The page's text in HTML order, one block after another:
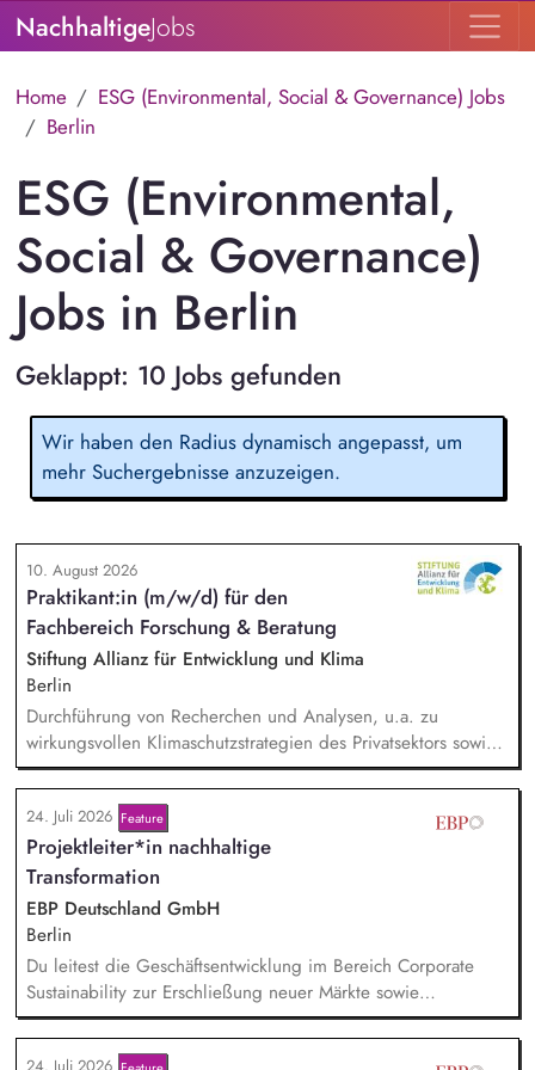
NachhaltigeJobs
Home
ESG (Environmental, Social & Governance) Jobs
Berlin
ESG (Environmental,
Social & Governance)
Jobs in Berlin
Geklappt: 10 Jobs gefunden
Wir haben den Radius dynamisch angepasst, um
mehr Suchergebnisse anzuzeigen.
10. August 2026
Praktikant:in (m/w/d) für den
Fachbereich Forschung & Beratung
Stiftung Allianz für Entwicklung und Klima
Berlin
Durchführung von Recherchen und Analysen, u.a. zu
wirkungsvollen Klimaschutzstrategien des Privatsektors sowie
der Integrität und den Entwicklungswirkungen von
Klimaschutzprojekten im Globalen Süden. Beobachtung der
Qualitätsinitiativen auf dem freiwilligen Kohlenstoffmarkt
einerseits und der Anforderungen an Unternehmen
hinsichtlich des Klimaschutz andererseits. Erstellung und
Gestaltung von Unterlagen und Präsentationen. Unterstützung
bei der Durchführung von Fachveranstaltungen und Teilnahme
an Veranstaltungen.
24. Juli 2026 Feature
Projektleiter*in nachhaltige
Transformation
EBP Deutschland GmbH
Berlin
Du leitest die Geschäftsentwicklung im Bereich Corporate
Sustainability zur Erschließung neuer Märkte sowie
Entwicklung von Geschäftsmodellen. Dabei arbeitest du eng
mit einem bestehenden Team zusammen und entwickelst